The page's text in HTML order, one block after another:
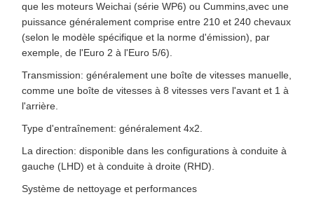
que les moteurs Weichai (série WP6) ou Cummins,avec une
puissance généralement comprise entre 210 et 240 chevaux
(selon le modèle spécifique et la norme d'émission), par
exemple, de l'Euro 2 à l'Euro 5/6).
Transmission: généralement une boîte de vitesses manuelle,
comme une boîte de vitesses à 8 vitesses vers l'avant et 1 à
l'arrière.
Type d'entraînement: généralement 4x2.
La direction: disponible dans les configurations à conduite à
gauche (LHD) et à conduite à droite (RHD).
Système de nettoyage et performances